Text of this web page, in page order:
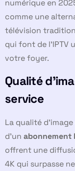
numérique en
comme une
télévision
qui font de
votre foyer.
Qualité
service
La qualité
d’un abonnement
offrent une
4K qui surpasse